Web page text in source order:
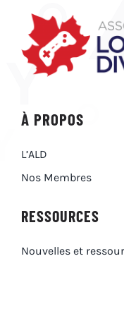
À PROPOS
L’ALD
Nos Membres
RESSOURCES
Nouvelles et